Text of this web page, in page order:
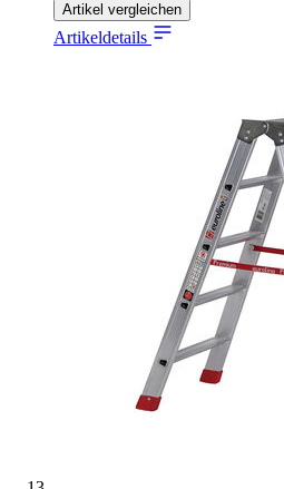
Artikel vergleichen
Artikeldetails